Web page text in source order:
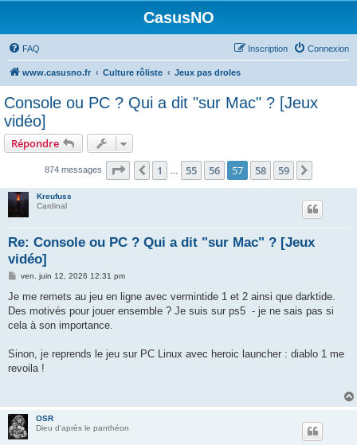
CasusNO
FAQ Connexion
Inscription
www.casusno.fr Culture rôliste Jeux pas droles
Console ou PC ? Qui a dit "sur Mac" ? [Jeux
vidéo]
Répondre
874 messages Page 57 sur 59
Précédent
1 55 56 57 58 59
Kreufuss
Cardinal
Re: Console ou PC ? Qui a dit "sur Mac" ? [Jeux
vidéo]
M
s
a
g
ven. juin 12, 2026 12:31 pm
Je me remets au jeu en ligne avec vermintide 1 et 2 ainsi que darktide.
Des motivés pour jouer ensemble ? Je suis sur ps5 - je ne sais pas si
cela à son importance.
Sinon, je reprends le jeu sur PC Linux avec heroic launcher : diablo 1 me
revoila !
OSR
Dieu d'après le panthéon